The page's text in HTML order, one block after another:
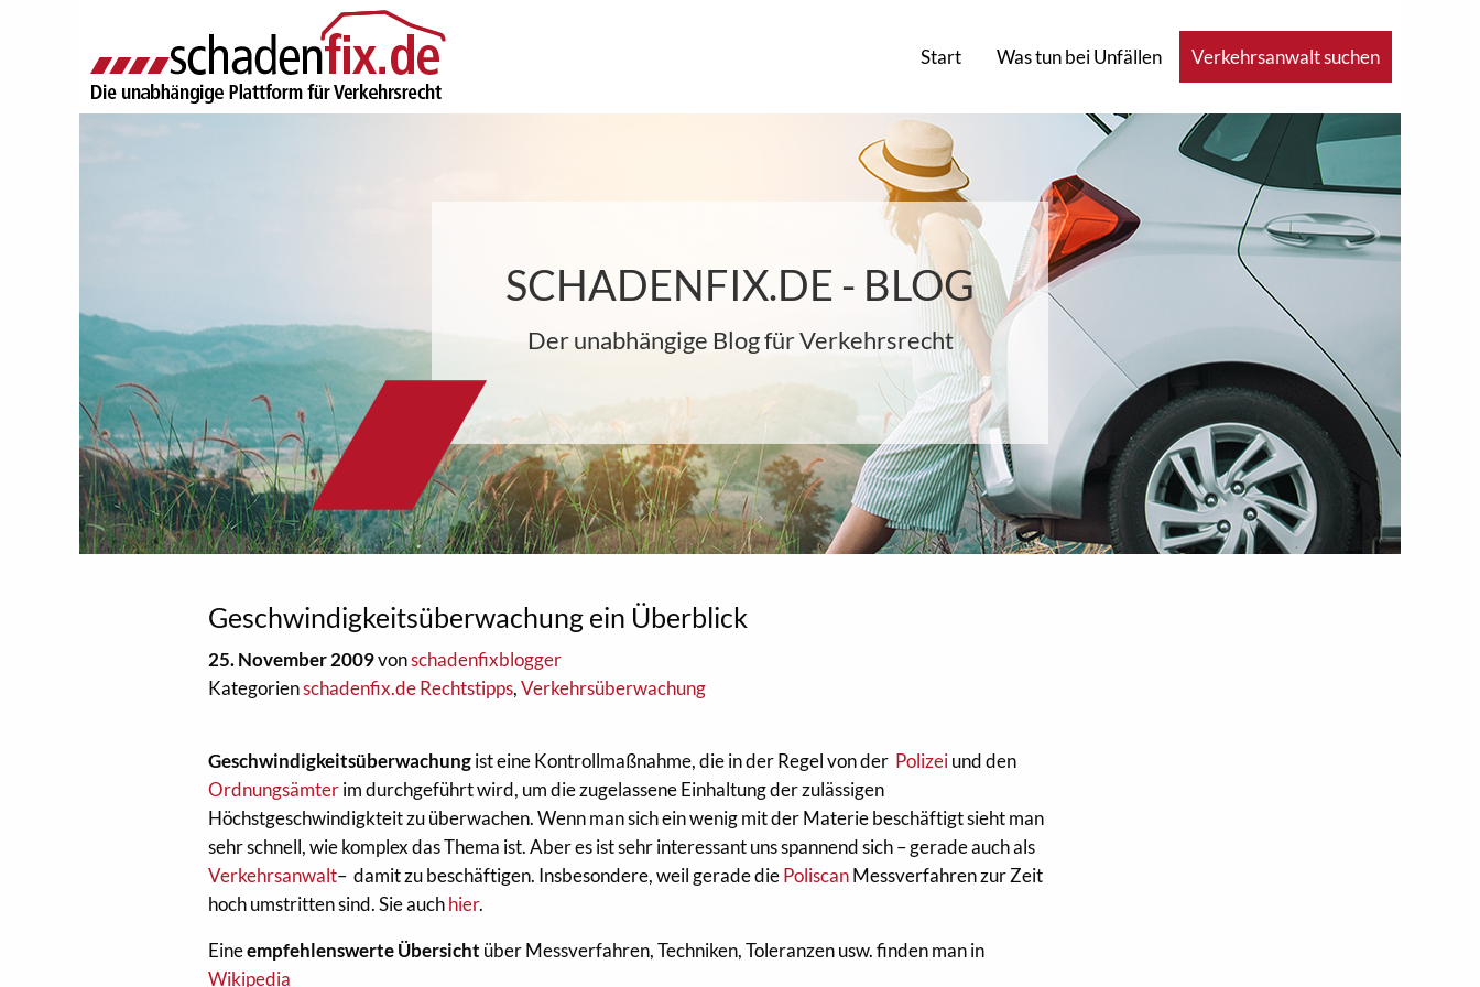
Start Was tun bei Unfällen Verkehrsanwalt suchen
SCHADENFIX.DE - BLOG
Der unabhängige Blog für Verkehrsrecht
Geschwindigkeitsüberwachung ein Überblick
25. November 2009vonschadenfixblogger
Kategorienschadenfix.de Rechtstipps,Verkehrsüberwachung
Geschwindigkeitsüberwachungist eine Kontrollmaßnahme, die in der Regel von der Polizeiund den
Ordnungsämterim durchgeführt wird, um die zugelassene Einhaltung der zulässigen
Höchstgeschwindigkteit zu überwachen. Wenn man sich ein wenig mit der Materie beschäftigt sieht man
sehr schnell, wie komplex das Thema ist. Aber es ist sehr interessant uns spannend sich – gerade auch als
Verkehrsanwalt– damit zu beschäftigen. Insbesondere, weil gerade diePoliscanMessverfahren zur Zeit
hoch umstritten sind. Sie auchhier.
Eineempfehlenswerte Übersicht über Messverfahren, Techniken, Toleranzen usw. finden man in
Wikipedia